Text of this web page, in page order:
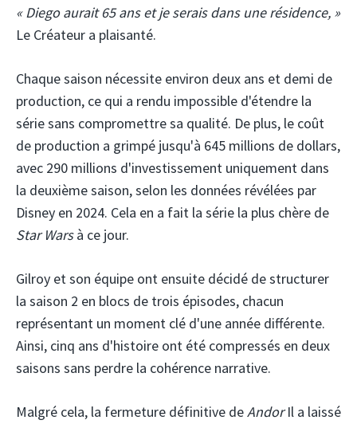
« Diego aurait 65 ans et je serais dans une résidence, »
Le Créateur a plaisanté.
Chaque saison nécessite environ deux ans et demi de
production, ce qui a rendu impossible d'étendre la
série sans compromettre sa qualité. De plus, le coût
de production a grimpé jusqu'à 645 millions de dollars,
avec 290 millions d'investissement uniquement dans
la deuxième saison, selon les données révélées par
Disney en 2024. Cela en a fait la série la plus chère de
Star Warsà ce jour.
Gilroy et son équipe ont ensuite décidé de structurer
la saison 2 en blocs de trois épisodes, chacun
représentant un moment clé d'une année différente.
Ainsi, cinq ans d'histoire ont été compressés en deux
saisons sans perdre la cohérence narrative.
Malgré cela, la fermeture définitive deAndorIl a laissé